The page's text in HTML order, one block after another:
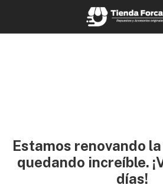
Estamos renovando
quedando increíble.
días!